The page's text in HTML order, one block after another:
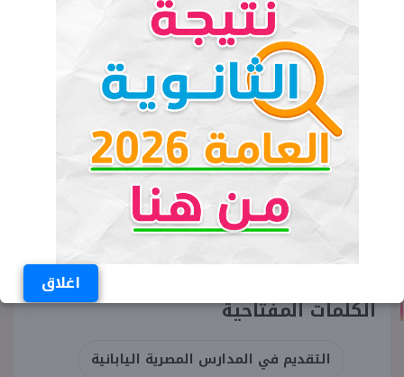
اغلاق
الكلمات المفتاحية
التقديم في المدارس المصرية اليابانية